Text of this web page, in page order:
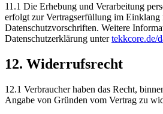
11.1 Die Erhebung und Verarbeitung
erfolgt zur Vertragserfüllung im Einklang
Datenschutzvorschriften. Weitere
Datenschutzerklärung untertekkcore.de/
12. Widerrufsrecht
12.1 Verbraucher haben das Recht,
Angabe von Gründen vom Vertrag zu